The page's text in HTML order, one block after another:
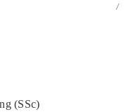
(SSc)